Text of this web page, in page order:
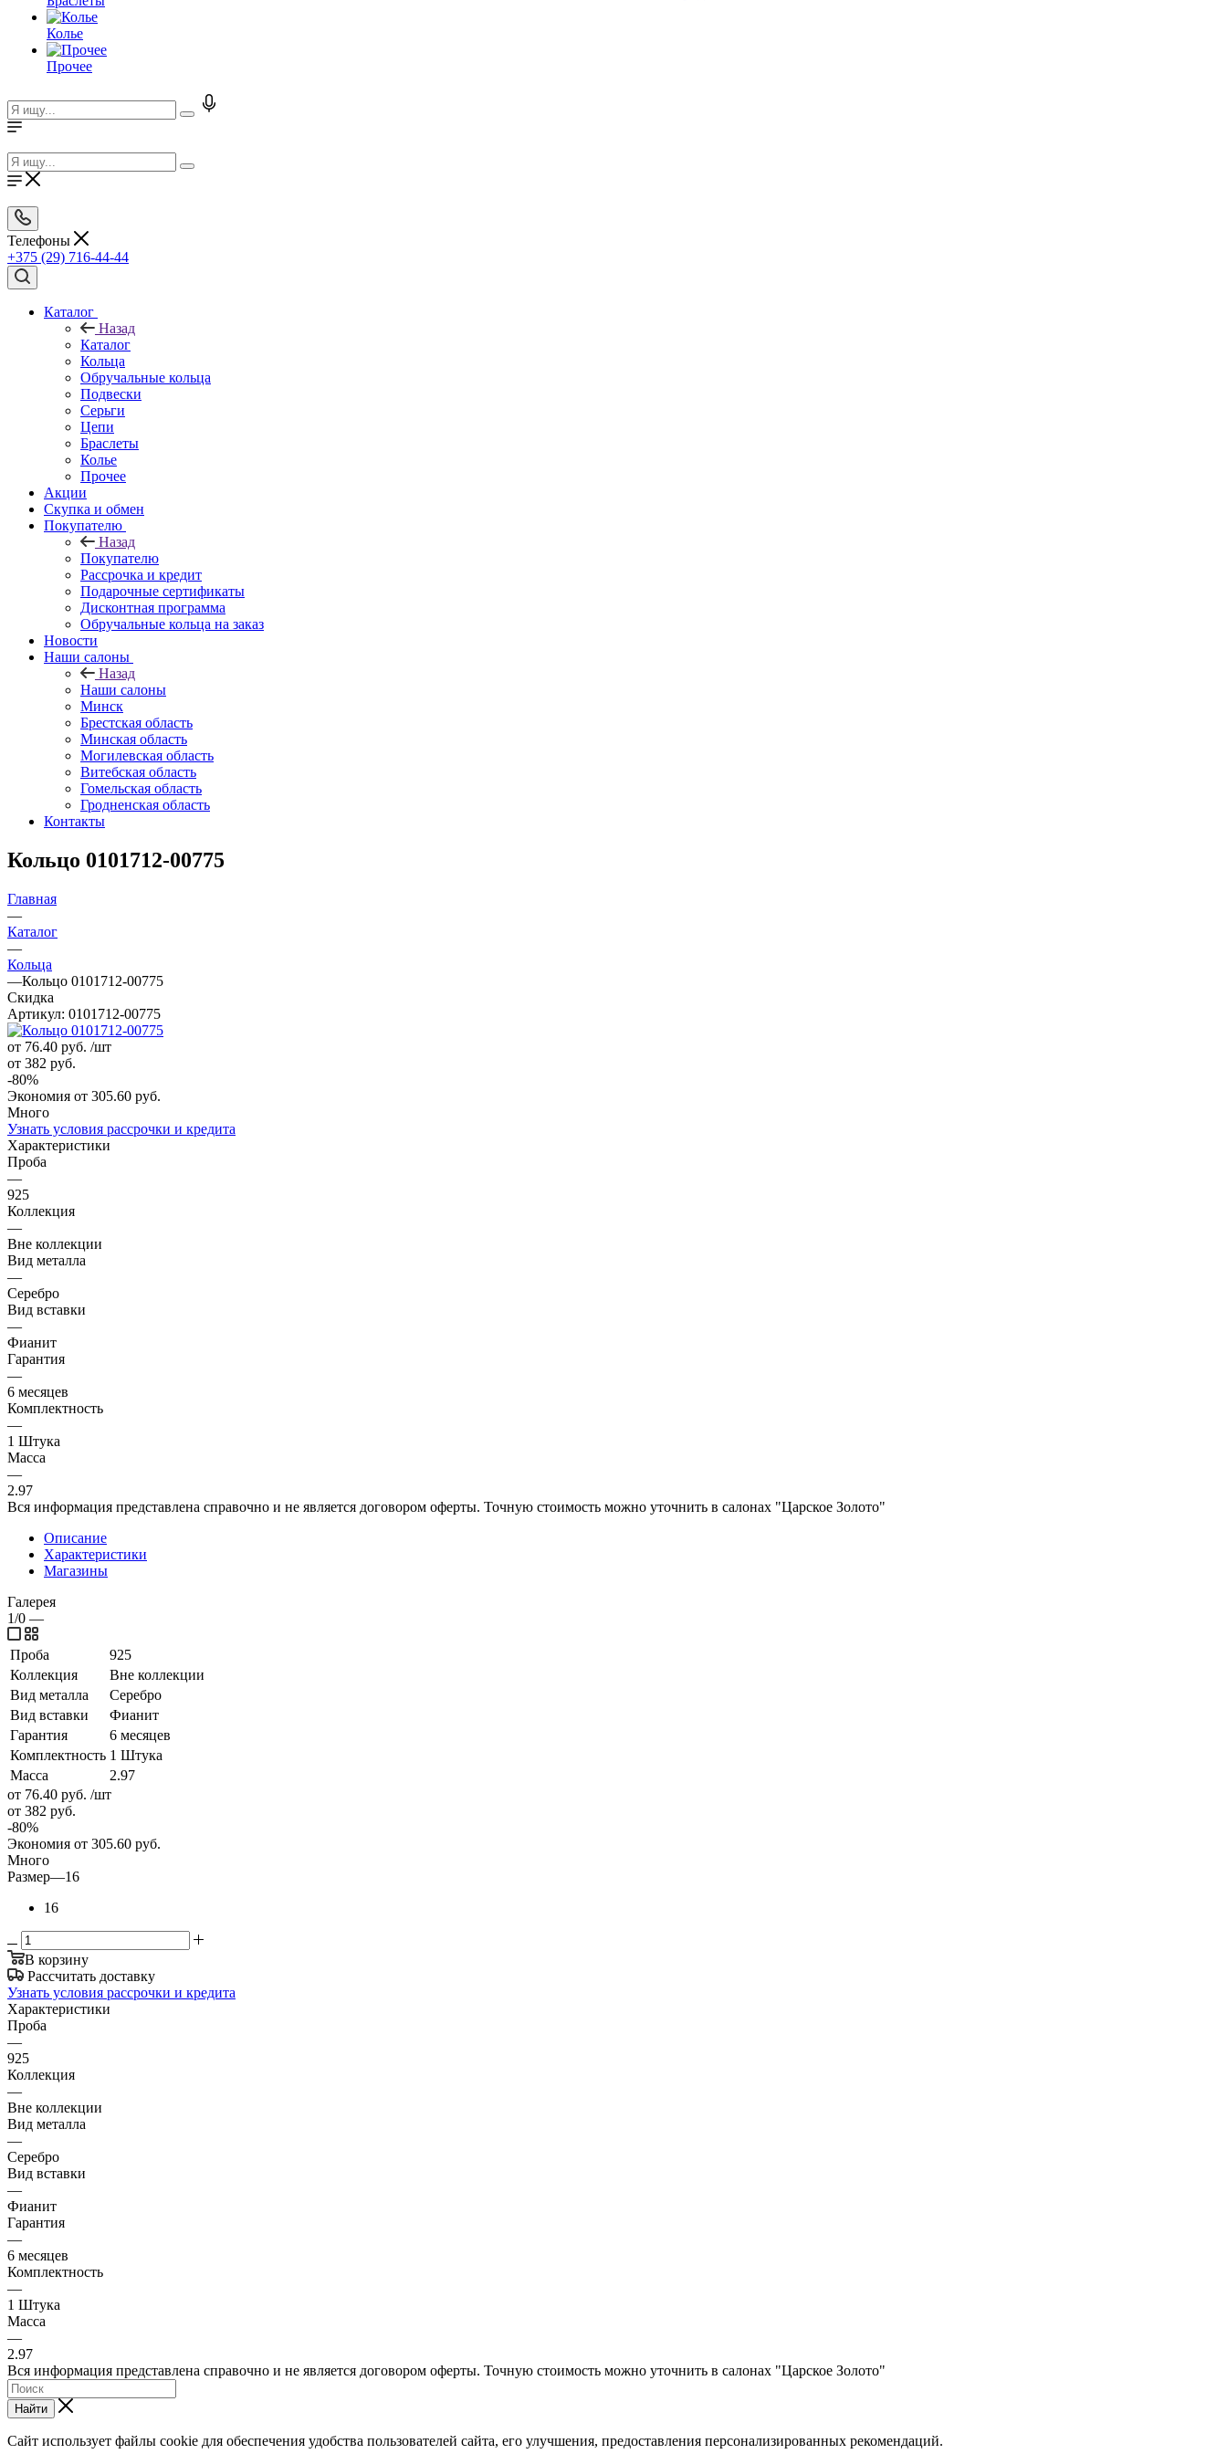
Колье
Прочее
Телефоны
+375 (29) 716-44-44
Каталог
Назад
Каталог
Кольца
Обручальные кольца
Подвески
Серьги
Цепи
Браслеты
Колье
Прочее
Акции
Скупка и обмен
Покупателю
Назад
Покупателю
Рассрочка и кредит
Подарочные сертификаты
Дисконтная программа
Обручальные кольца на заказ
Новости
Наши салоны
Назад
Наши салоны
Минск
Брестская область
Минская область
Могилевская область
Витебская область
Гомельская область
Гродненская область
Контакты
Кольцо 0101712-00775
Главная
—
Каталог
—
Кольца
—Кольцо 0101712-00775
Скидка
Артикул: 0101712-00775
от 76.40 руб. /шт
от 382 руб.
-80%
Экономия от 305.60 руб.
Много
Узнать условия рассрочки и кредита
Характеристики
Проба
—
925
Коллекция
—
Вне коллекции
Вид металла
—
Серебро
Вид вставки
—
Фианит
Гарантия
—
6 месяцев
Комплектность
—
1 Штука
Масса
—
2.97
Вся информация представлена справочно и не является договором оферты. Точную стоимость можно уточнить в салонах "Царское Золото"
Описание
Характеристики
Магазины
Галерея
1/0 —
Проба
925
Коллекция
Вне коллекции
Вид металла
Серебро
Вид вставки
Фианит
Гарантия
6 месяцев
Комплектность 1 Штука
Масса
2.97
от 76.40 руб. /шт
от 382 руб.
-80%
Экономия от 305.60 руб.
Много
Размер—16
16
В корзину
Рассчитать доставку
Узнать условия рассрочки и кредита
Характеристики
Проба
—
925
Коллекция
—
Вне коллекции
Вид металла
—
Серебро
Вид вставки
—
Фианит
Гарантия
—
6 месяцев
Комплектность
—
1 Штука
Масса
—
2.97
Вся информация представлена справочно и не является договором оферты. Точную стоимость можно уточнить в салонах "Царское Золото"
Найти
Сайт использует файлы cookie для обеспечения удобства пользователей сайта, его улучшения, предоставления персонализированных рекомендаций.